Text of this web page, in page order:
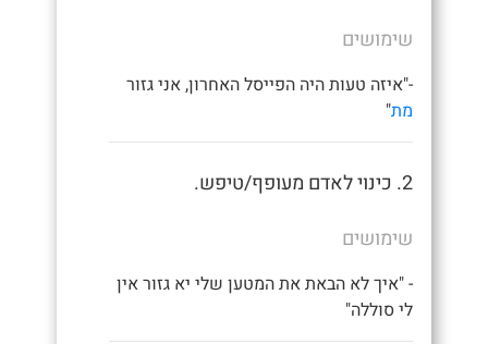
שימושים
-"איזה טעות היה הפייסל האחרון, אני גזור
מת"
2. כינוי לאדם מעופף/טיפש.
שימושים
- "איך לא הבאת את המטען שלי יא גזור אין
לי סוללה"